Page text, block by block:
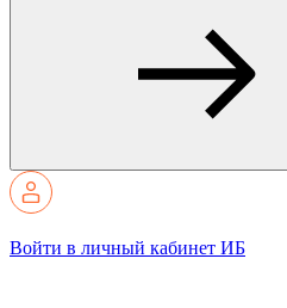
Войти в личный кабинет ИБ